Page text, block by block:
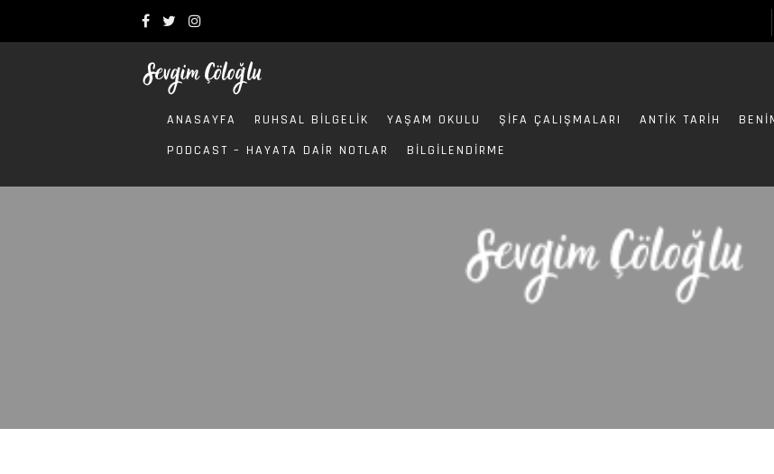
ANASAYFA RUHSAL BILGELIK YAŞAM OKULU ŞIFA ÇALIŞMALARI ANTIK TARIH
PODCAST – HAYATA DAIR NOTLAR
BILGILENDIRME